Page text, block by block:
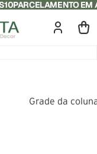
PARCELAMENTO EM
Grade da